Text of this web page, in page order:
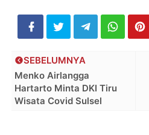
SEBELUMNYA
Menko Airlangga
Hartarto Minta DKI Tiru
Wisata Covid Sulsel